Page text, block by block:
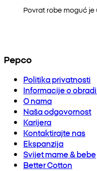
Povrat robe moguć
Pepco
Politika privatnosti
Informacije o
O nama
Naša odgovornost
Karijera
Kontaktirajte nas
Ekspanzija
Svijet mame & bebe
Better Cotton